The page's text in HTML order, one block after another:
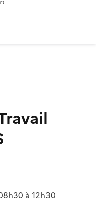
à 12h30